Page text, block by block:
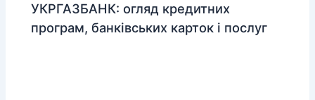
УКРГАЗБАНК: огляд кредитних
програм, банківських карток і послуг